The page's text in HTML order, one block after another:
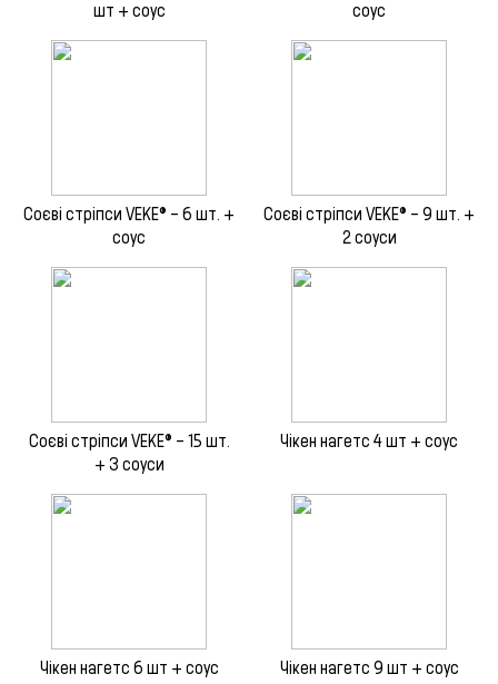
шт + соус
соус
Соєві стріпси VEKE® – 6 шт. +
соус
Соєві стріпси VEKE® – 9 шт. +
2 соуси
Соєві стріпси VEKE® – 15 шт.
+ 3 соуси
Чікен нагетс 4 шт + соус
Чікен нагетс 6 шт + соус Чікен нагетс 9 шт + соус